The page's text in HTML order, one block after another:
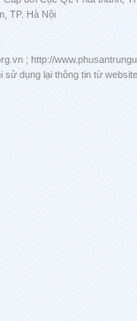
TP. Hà Nội
; http://
dụng lại thông tin từ